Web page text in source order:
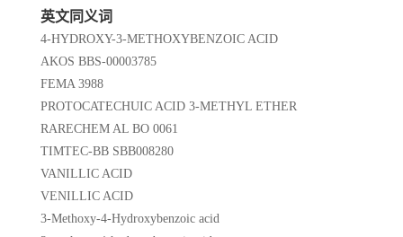
英文同义词
4-HYDROXY-3-METHOXYBENZOIC ACID
AKOS BBS-00003785
FEMA 3988
PROTOCATECHUIC ACID 3-METHYL ETHER
RARECHEM AL BO 0061
TIMTEC-BB SBB008280
VANILLIC ACID
VENILLIC ACID
3-Methoxy-4-Hydroxybenzoic acid